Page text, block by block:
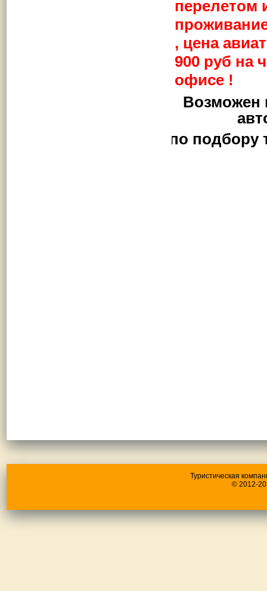
перелетом
, цена
900 руб на
офисе !
Возможен
по подбору
Туристическая
© 2012-